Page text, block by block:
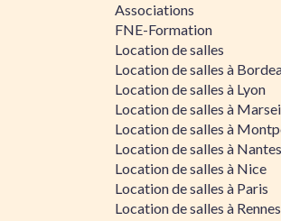
Associations
FNE-Formation
Location de salles
Location de salles à
Location de salles à Lyon
Location de salles à
Location de salles à
Location de salles à Nantes
Location de salles à Nice
Location de salles à Paris
Location de salles à Rennes